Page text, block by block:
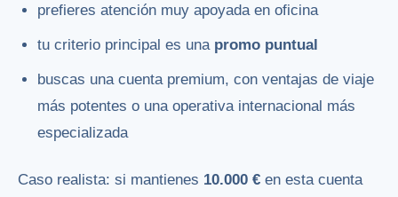
prefieres atención muy apoyada en oficina
tu criterio principal es una promo puntual
buscas una cuenta premium, con ventajas de viaje
más potentes o una operativa internacional más
especializada
Caso realista: si mantienes 10.000 € en esta cuenta